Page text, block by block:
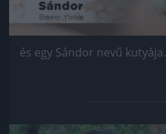
és egy Sándor nevű kutyája.